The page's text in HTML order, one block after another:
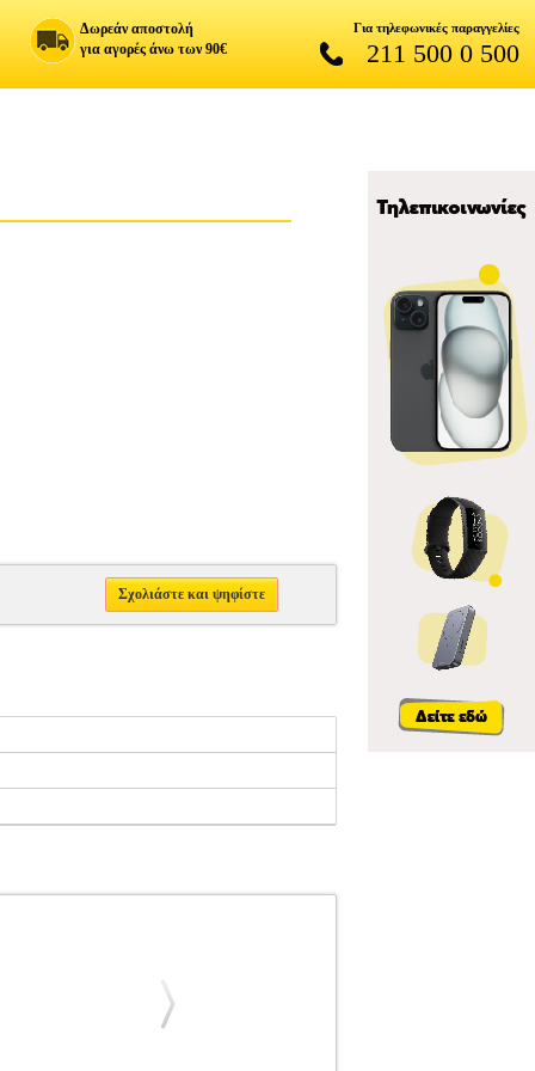
Δωρεάν αποστολή
για αγορές άνω των 90€
Για τηλεφωνικές παραγγελίες
211 500 0 500
Σχολιάστε και ψηφίστε